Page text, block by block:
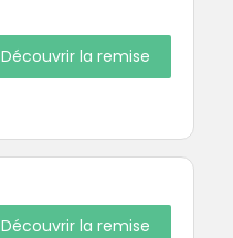
Découvrir la remise
Découvrir la remise